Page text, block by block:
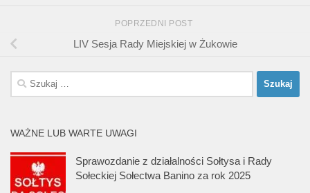
POPRZEDNI POST
LIV Sesja Rady Miejskiej w Żukowie
Szukaj:
WAŻNE LUB WARTE UWAGI
Sprawozdanie z działalności Sołtysa i Rady
Sołeckiej Sołectwa Banino za rok 2025